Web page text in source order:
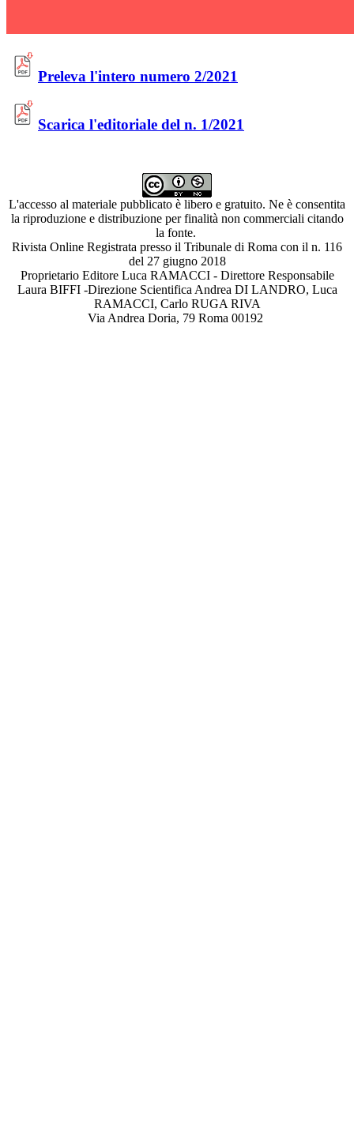
Preleva l'intero numero 2/2021
Scarica l'editoriale del n. 1/2021
L'accesso al materiale pubblicato è libero e gratuito. Ne è consentita
la riproduzione e distribuzione per finalità non commerciali citando
la fonte.
Rivista Online Registrata presso il Tribunale di Roma con il n. 116
del 27 giugno 2018
Proprietario Editore Luca RAMACCI - Direttore Responsabile
Laura BIFFI -Direzione Scientifica Andrea DI LANDRO, Luca
RAMACCI, Carlo RUGA RIVA
Via Andrea Doria, 79 Roma 00192